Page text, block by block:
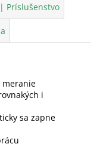
Príslušenstvo
meranie
i
sa zapne